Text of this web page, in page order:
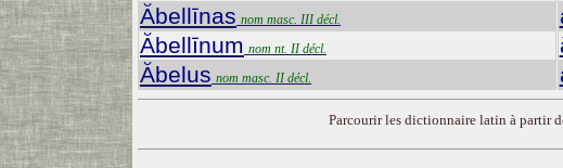
Ăbellīnas nom masc. III décl.
Ăbellīnum nom nt. II décl.
Ăbelus nom masc. II décl.
Parcourir les dictionnaire latin à partir